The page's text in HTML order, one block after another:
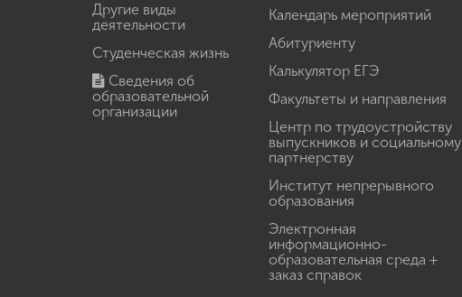
Другие виды
деятельности
Студенческая жизнь
Сведения об
образовательной
организации
Календарь мероприятий
Абитуриенту
Калькулятор ЕГЭ
Факультеты и направления
Центр по трудоустройству
выпускников и социальному
партнерству
Институт непрерывного
образования
Электронная
информационно-
образовательная среда +
заказ справок